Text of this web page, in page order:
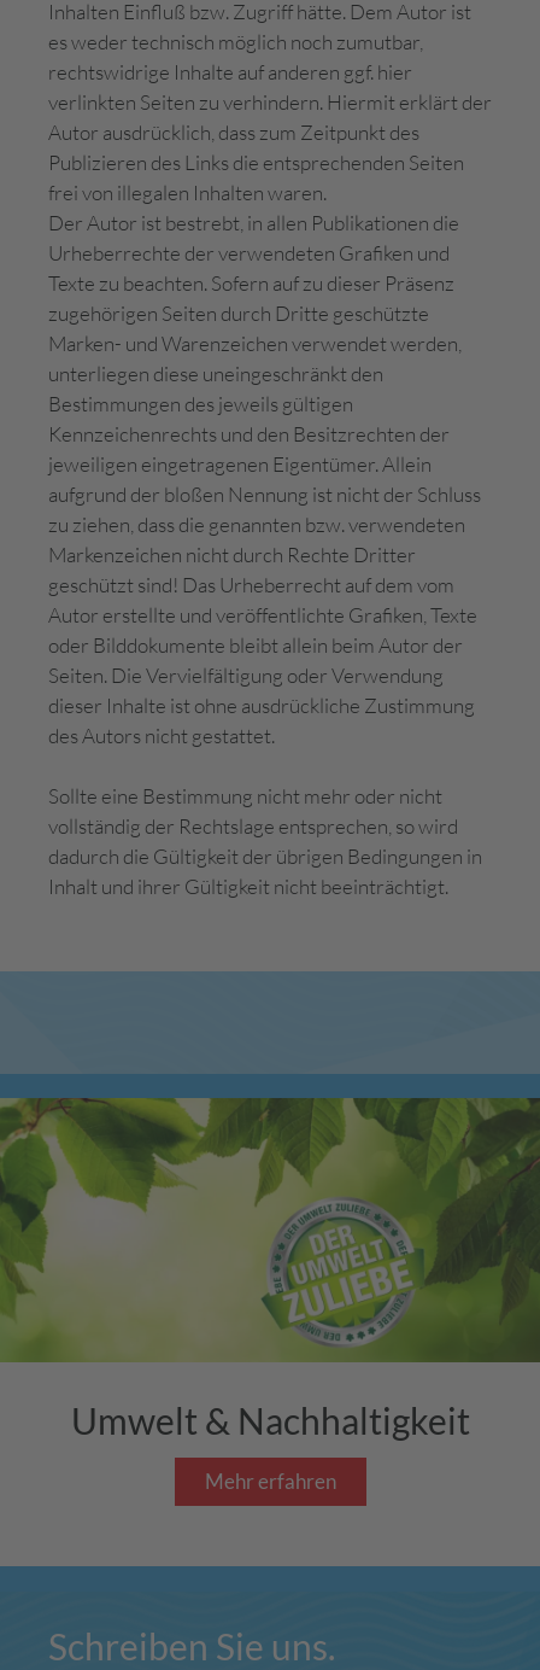
Inhalten Einfluß bzw. Zugriff hätte. Dem Autor ist
es weder technisch möglich noch zumutbar,
rechtswidrige Inhalte auf anderen ggf. hier
verlinkten Seiten zu verhindern. Hiermit erklärt der
Autor ausdrücklich, dass zum Zeitpunkt des
Publizieren des Links die entsprechenden Seiten
frei von illegalen Inhalten waren.
Der Autor ist bestrebt, in allen Publikationen die
Urheberrechte der verwendeten Grafiken und
Texte zu beachten. Sofern auf zu dieser Präsenz
zugehörigen Seiten durch Dritte geschützte
Marken- und Warenzeichen verwendet werden,
unterliegen diese uneingeschränkt den
Bestimmungen des jeweils gültigen
Kennzeichenrechts und den Besitzrechten der
jeweiligen eingetragenen Eigentümer. Allein
aufgrund der bloßen Nennung ist nicht der Schluss
zu ziehen, dass die genannten bzw. verwendeten
Markenzeichen nicht durch Rechte Dritter
geschützt sind! Das Urheberrecht auf dem vom
Autor erstellte und veröffentlichte Grafiken, Texte
oder Bilddokumente bleibt allein beim Autor der
Seiten. Die Vervielfältigung oder Verwendung
dieser Inhalte ist ohne ausdrückliche Zustimmung
des Autors nicht gestattet.
Sollte eine Bestimmung nicht mehr oder nicht
vollständig der Rechtslage entsprechen, so wird
dadurch die Gültigkeit der übrigen Bedingungen in
Inhalt und ihrer Gültigkeit nicht beeinträchtigt.
Umwelt & Nachhaltigkeit
Mehr erfahren
Schreiben Sie uns.